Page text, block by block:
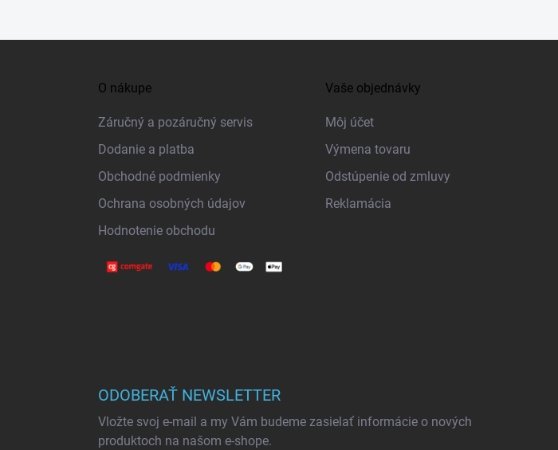
O nákupe
Záručný a pozáručný servis
Dodanie a platba
Obchodné podmienky
Ochrana osobných údajov
Hodnotenie obchodu
Vaše objednávky
Môj účet
Výmena tovaru
Odstúpenie od zmluvy
Reklamácia
ODOBERAŤ NEWSLETTER
Vložte svoj e-mail a my Vám budeme zasielať informácie o nových
produktoch na našom e-shope.